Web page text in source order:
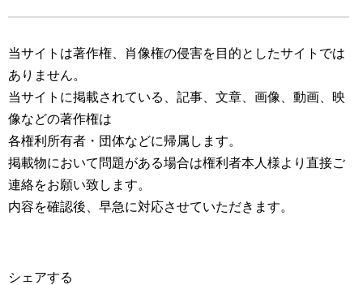
当サイトは著作権、肖像権の侵害を目的としたサイトでは
ありません。
当サイトに掲載されている、記事、文章、画像、動画、映
像などの著作権は
各権利所有者・団体などに帰属します。
掲載物において問題がある場合は権利者本人様より直接ご
連絡をお願い致します。
内容を確認後、早急に対応させていただきます。
シェアする